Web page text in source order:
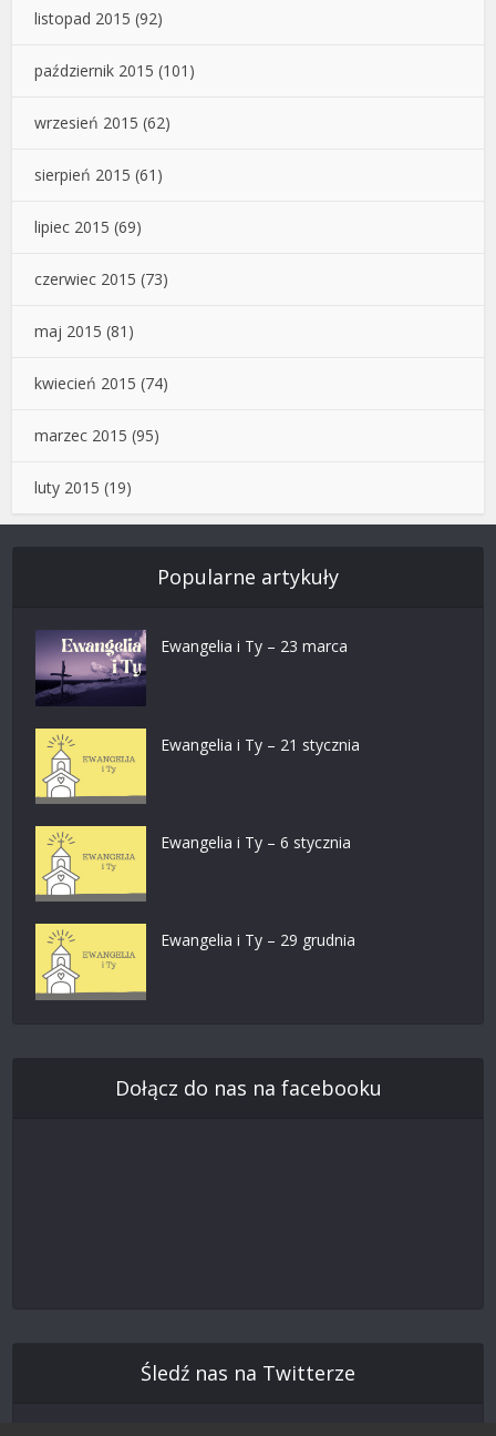
listopad 2015 (92)
październik 2015 (101)
wrzesień 2015 (62)
sierpień 2015 (61)
lipiec 2015 (69)
czerwiec 2015 (73)
maj 2015 (81)
kwiecień 2015 (74)
marzec 2015 (95)
luty 2015 (19)
Popularne artykuły
Ewangelia i Ty – 23 marca
Ewangelia i Ty – 21 stycznia
Ewangelia i Ty – 6 stycznia
Ewangelia i Ty – 29 grudnia
Dołącz do nas na facebooku
Śledź nas na Twitterze